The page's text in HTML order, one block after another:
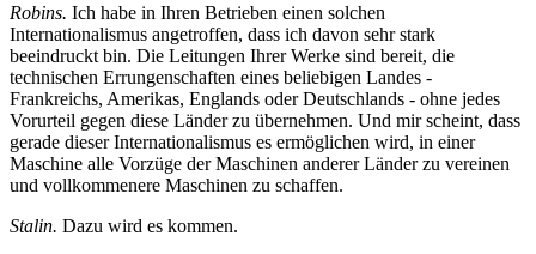
Robins. Ich habe in Ihren Betrieben einen solchen
Internationalismus angetroffen, dass ich davon sehr stark
beeindruckt bin. Die Leitungen Ihrer Werke sind bereit, die
technischen Errungenschaften eines beliebigen Landes -
Frankreichs, Amerikas, Englands oder Deutschlands - ohne jedes
Vorurteil gegen diese Länder zu übernehmen. Und mir scheint, dass
gerade dieser Internationalismus es ermöglichen wird, in einer
Maschine alle Vorzüge der Maschinen anderer Länder zu vereinen
und vollkommenere Maschinen zu schaffen.
Stalin. Dazu wird es kommen.